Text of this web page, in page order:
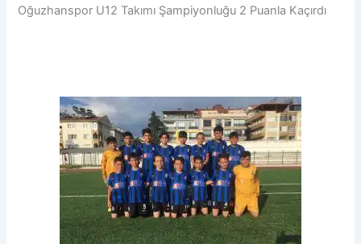
Oğuzhanspor U12 Takımı Şampiyonluğu 2 Puanla Kaçırdı